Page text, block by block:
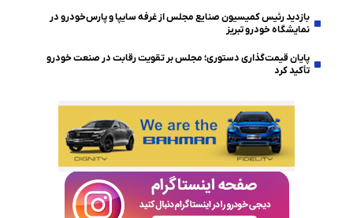
بازدید رئیس کمیسیون صنایع مجلس از غرفه سایپا و پارس‌خودرو در
نمایشگاه خودرو تبریز
پایان قیمت‌گذاری دستوری؛ مجلس بر تقویت رقابت در صنعت خودرو
تأکید کرد